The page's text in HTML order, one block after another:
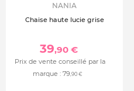
NANIA
Chaise haute lucie grise
39,90 €
Prix de vente conseillé par la
marque : 79,90 €